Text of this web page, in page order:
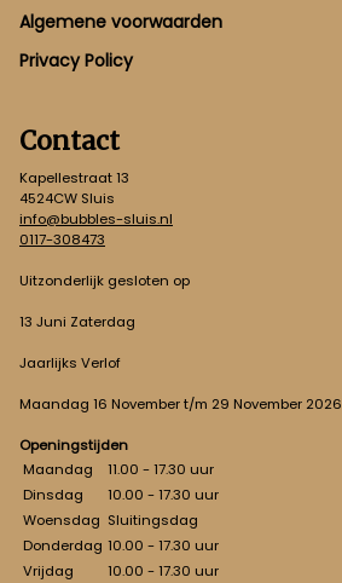
Footer
Algemene voorwaarden
Privacy Policy
Contact
Kapellestraat 13
4524CW Sluis
info@bubbles-sluis.nl
0117-308473
Uitzonderlijk gesloten op
13 Juni Zaterdag
Jaarlijks Verlof
Maandag 16 November t/m 29 November 2026
Openingstijden
Maandag
11.00 - 17.30 uur
Dinsdag
10.00 - 17.30 uur
Woensdag Sluitingsdag
Donderdag 10.00 - 17.30 uur
Vrijdag
10.00 - 17.30 uur